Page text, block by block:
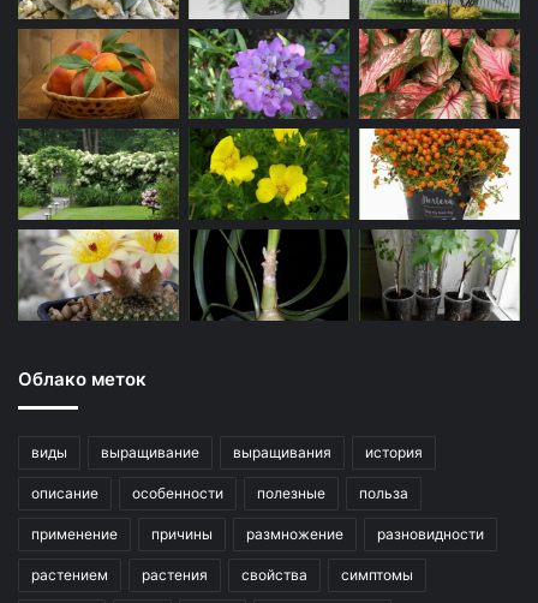
Облако меток
виды выращивание выращивания история
описание особенности полезные польза
применение причины размножение разновидности
растением растения свойства симптомы